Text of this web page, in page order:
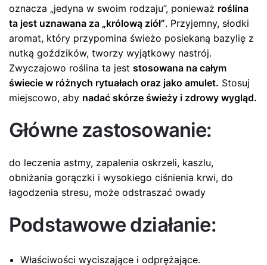
oznacza „jedyna w swoim rodzaju”, ponieważ roślina
ta jest uznawana za „królową ziół”. Przyjemny, słodki
aromat, który przypomina świeżo posiekaną bazylię z
nutką goździków, tworzy wyjątkowy nastrój.
Zwyczajowo roślina ta jest stosowana na całym
świecie w różnych rytuałach oraz jako amulet. Stosuj
miejscowo, aby nadać skórze świeży i zdrowy wygląd.
Główne zastosowanie:
do leczenia astmy, zapalenia oskrzeli, kaszlu,
obniżania gorączki i wysokiego ciśnienia krwi, do
łagodzenia stresu, może odstraszać owady
Podstawowe działanie:
Właściwości wyciszające i odprężające.